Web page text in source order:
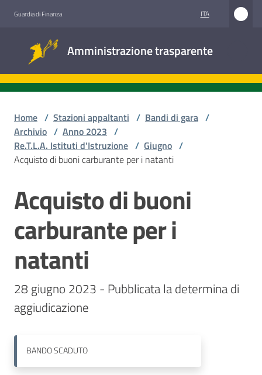
Guardia di Finanza ITA
Amministrazione trasparente
trasparente
Accesso
civico
Stazioni
appaltanti
Contatti
Home / Stazioni appaltanti / Bandi di gara /
Archivio / Anno 2023 /
Re.T.L.A. Istituti d'Istruzione / Giugno /
Acquisto di buoni carburante per i natanti
Salta al contenuto
Acquisto di buoni
carburante per i
natanti
28 giugno 2023 - Pubblicata la determina di
aggiudicazione
BANDOSCADUTO